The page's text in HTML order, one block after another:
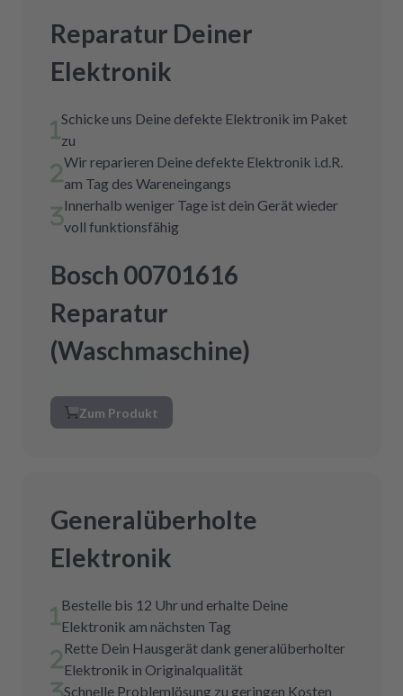
Reparatur Deiner
Elektronik
Schicke uns Deine defekte Elektronik im Paket
zu
Wir reparieren Deine defekte Elektronik i.d.R.
am Tag des Wareneingangs
Innerhalb weniger Tage ist dein Gerät wieder
voll funktionsfähig
Bosch 00701616
Reparatur
(Waschmaschine)
Zum Produkt
Generalüberholte
Elektronik
Bestelle bis 12 Uhr und erhalte Deine
Elektronik am nächsten Tag
Rette Dein Hausgerät dank generalüberholter
Elektronik in Originalqualität
Schnelle Problemlösung zu geringen Kosten